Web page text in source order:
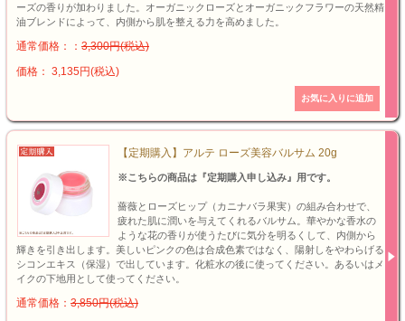
ーズの香りが加わりました。オーガニックローズとオーガニックフラワーの天然精
油ブレンドによって、内側から肌を整える力を高めました。
通常価格：： 3,300円(税込)
価格： 3,135円(税込)
【定期購入】アルテ ローズ美容バルサム 20g
※こちらの商品は『定期購入申し込み』用です。
薔薇とローズヒップ（カニナバラ果実）の組み合わせで、
疲れた肌に潤いを与えてくれるバルサム。華やかな香水の
ような花の香りが使うたびに気分を明るくして、内側から
輝きを引き出します。美しいピンクの色は合成色素ではなく、陽射しをやわらげる
シコンエキス（保湿）で出しています。化粧水の後に使ってください。あるいはメ
イクの下地用として使ってください。
通常価格： 3,850円(税込)